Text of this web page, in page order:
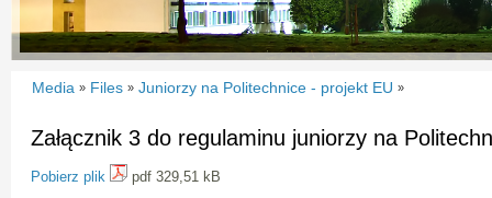
Media » Files » Juniorzy na Politechnice - projekt EU »
Załącznik 3 do regulaminu juniorzy na
Pobierz plik pdf 329,51 kB